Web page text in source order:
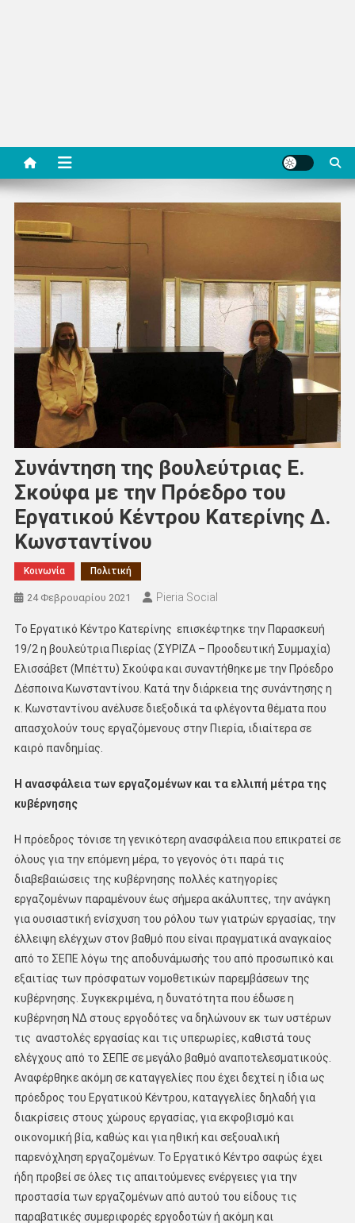
Συνάντηση της βουλεύτριας Ε.
Σκούφα με την Πρόεδρο του
Εργατικού Κέντρου Κατερίνης Δ.
Κωνσταντίνου
Κοινωνία Πολιτική
24 Φεβρουαρίου 2021 Pieria Social
Το Εργατικό Κέντρο Κατερίνης επισκέφτηκε την Παρασκευή
19/2 η βουλεύτρια Πιερίας (ΣΥΡΙΖΑ – Προοδευτική Συμμαχία)
Ελισσάβετ (Μπέττυ) Σκούφα και συναντήθηκε με την Πρόεδρο
Δέσποινα Κωνσταντίνου. Κατά την διάρκεια της συνάντησης η
κ. Κωνσταντίνου ανέλυσε διεξοδικά τα φλέγοντα θέματα που
απασχολούν τους εργαζόμενους στην Πιερία, ιδιαίτερα σε
καιρό πανδημίας.
Η ανασφάλεια των εργαζομένων και τα ελλιπή μέτρα της
κυβέρνησης
Η πρόεδρος τόνισε τη γενικότερη ανασφάλεια που επικρατεί σε
όλους για την επόμενη μέρα, το γεγονός ότι παρά τις
διαβεβαιώσεις της κυβέρνησης πολλές κατηγορίες
εργαζομένων παραμένουν έως σήμερα ακάλυπτες, την ανάγκη
για ουσιαστική ενίσχυση του ρόλου των γιατρών εργασίας, την
έλλειψη ελέγχων στον βαθμό που είναι πραγματικά αναγκαίος
από το ΣΕΠΕ λόγω της αποδυνάμωσής του από προσωπικό και
εξαιτίας των πρόσφατων νομοθετικών παρεμβάσεων της
κυβέρνησης. Συγκεκριμένα, η δυνατότητα που έδωσε η
κυβέρνηση ΝΔ στους εργοδότες να δηλώνουν εκ των υστέρων
τις αναστολές εργασίας και τις υπερωρίες, καθιστά τους
ελέγχους από το ΣΕΠΕ σε μεγάλο βαθμό αναποτελεσματικούς.
Αναφέρθηκε ακόμη σε καταγγελίες που έχει δεχτεί η ίδια ως
πρόεδρος του Εργατικού Κέντρου, καταγγελίες δηλαδή για
διακρίσεις στους χώρους εργασίας, για εκφοβισμό και
οικονομική βία, καθώς και για ηθική και σεξουαλική
παρενόχληση εργαζομένων. Το Εργατικό Κέντρο σαφώς έχει
ήδη προβεί σε όλες τις απαιτούμενες ενέργειες για την
προστασία των εργαζομένων από αυτού του είδους τις
παραβατικές συμεριφορές εργοδοτών ή ακόμη και